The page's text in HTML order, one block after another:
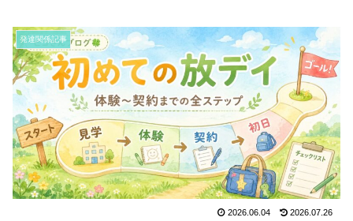
発達関係記事
2026.06.04 2026.07.26